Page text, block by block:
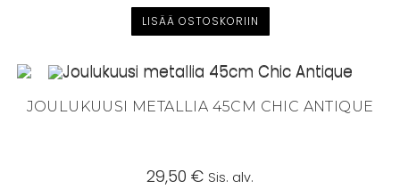
LISÄÄ OSTOSKORIIN
JOULUKUUSI METALLIA 45CM CHIC ANTIQUE
29,50 € Sis. alv.